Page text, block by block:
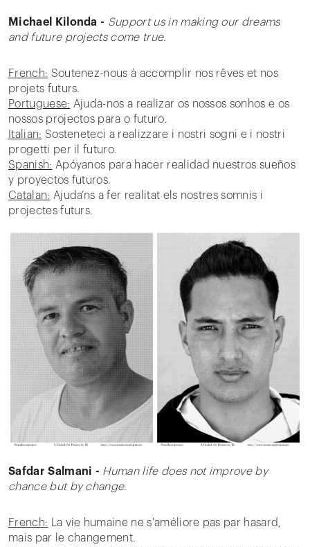
Michael Kilonda - Support us in making our dreams
and future projects come true.
French: Soutenez-nous à accomplir nos rêves et nos
projets futurs.
Portuguese: Ajuda-nos a realizar os nossos sonhos e os
nossos projectos para o futuro.
Italian: Sosteneteci a realizzare i nostri sogni e i nostri
progetti per il futuro.
Spanish: Apóyanos para hacer realidad nuestros sueños
y proyectos futuros.
Catalan: Ajuda’ns a fer realitat els nostres somnis i
projectes futurs.
Safdar Salmani - Human life does not improve by
chance but by change.
French: La vie humaine ne s'améliore pas par hasard,
mais par le changement.